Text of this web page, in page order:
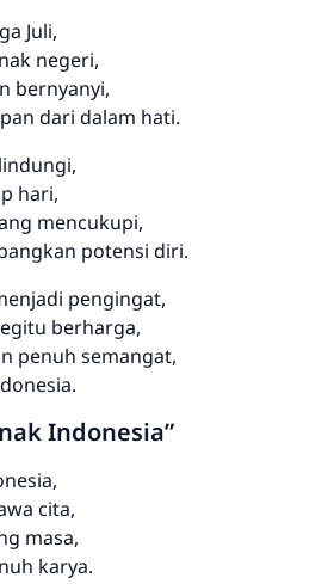
Juli,
negeri,
bernyanyi,
dari dalam hati.
hari,
mencukupi,
potensi diri.
pengingat,
berharga,
penuh semangat,
Indonesia”
cita,
masa,
karya.